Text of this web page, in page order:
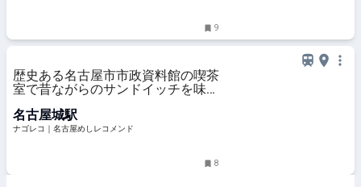
9
歴史ある名古屋市市政資料館の喫茶
室で昔ながらのサンドイッチを味わ
名古屋城駅
ナゴレコ｜名古屋めしレコメンド
8